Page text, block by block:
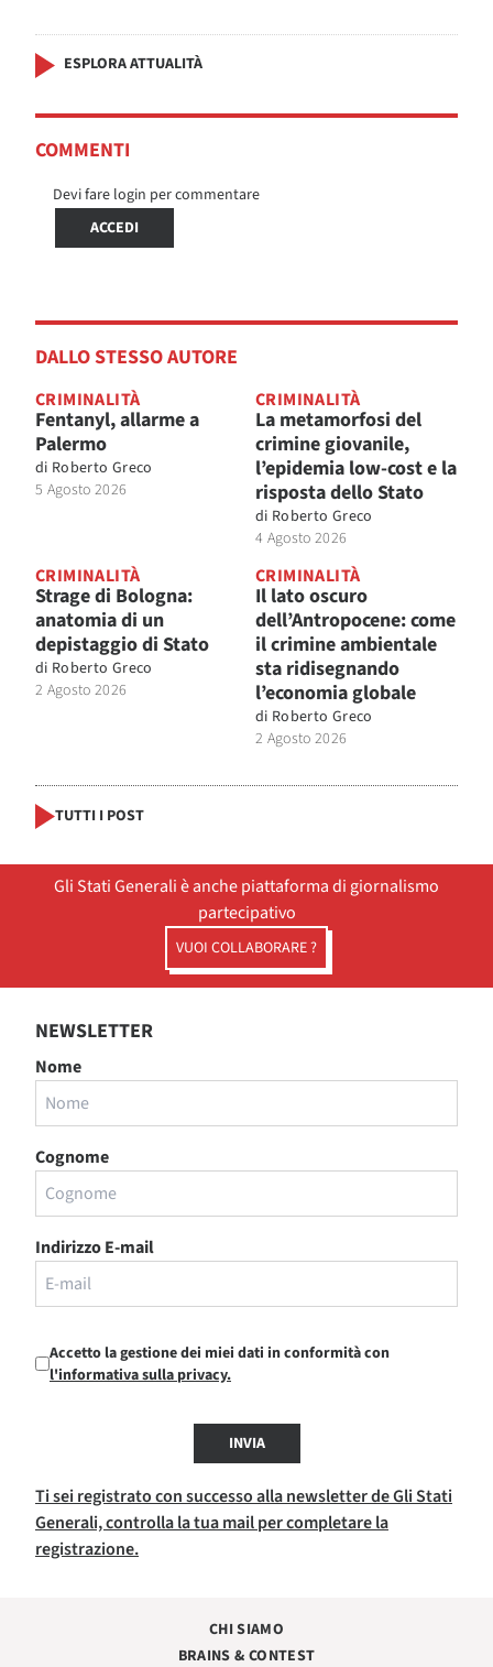
ESPLORA ATTUALITÀ
COMMENTI
Devi fare login per commentare
ACCEDI
DALLO STESSO AUTORE
CRIMINALITÀ
Fentanyl, allarme a
Palermo
di Roberto Greco
5 Agosto 2026
CRIMINALITÀ
La metamorfosi del
crimine giovanile,
l’epidemia low-cost e la
risposta dello Stato
di Roberto Greco
4 Agosto 2026
CRIMINALITÀ
Strage di Bologna:
anatomia di un
depistaggio di Stato
di Roberto Greco
2 Agosto 2026
CRIMINALITÀ
Il lato oscuro
dell’Antropocene: come
il crimine ambientale
sta ridisegnando
l’economia globale
di Roberto Greco
2 Agosto 2026
TUTTI I POST
Gli Stati Generali è anche piattaforma di giornalismo
partecipativo
VUOI COLLABORARE ?
NEWSLETTER
Nome
Cognome
Indirizzo E-mail
Accetto la gestione dei miei dati in conformità con
l'informativa sulla privacy.
INVIA
Ti sei registrato con successo alla newsletter de Gli Stati
Generali, controlla la tua mail per completare la
registrazione.
CHI SIAMO
BRAINS & CONTEST